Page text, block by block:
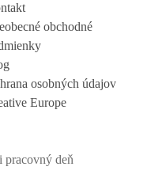
obchodné
osobných údajov
Europe
pracovný deň